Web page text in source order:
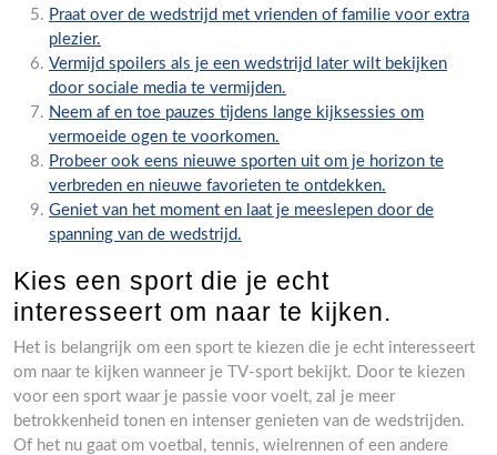
Praat over de wedstrijd met vrienden of familie voor extra
plezier.
Vermijd spoilers als je een wedstrijd later wilt bekijken
door sociale media te vermijden.
Neem af en toe pauzes tijdens lange kijksessies om
vermoeide ogen te voorkomen.
Probeer ook eens nieuwe sporten uit om je horizon te
verbreden en nieuwe favorieten te ontdekken.
Geniet van het moment en laat je meeslepen door de
spanning van de wedstrijd.
Kies een sport die je echt
interesseert om naar te kijken.
Het is belangrijk om een sport te kiezen die je echt interesseert
om naar te kijken wanneer je TV-sport bekijkt. Door te kiezen
voor een sport waar je passie voor voelt, zal je meer
betrokkenheid tonen en intenser genieten van de wedstrijden.
Of het nu gaat om voetbal, tennis, wielrennen of een andere